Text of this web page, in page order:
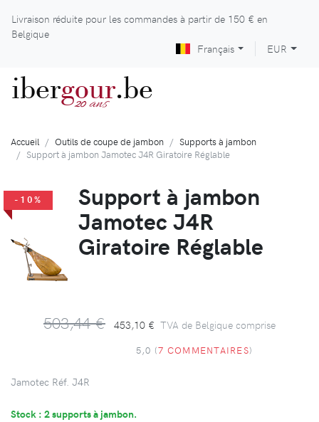
Livraison réduite pour les commandes à partir de 150 € en
Belgique
Français
EUR
ibergour
20 ans .be
Accueil Outils de coupe de jambon
Supports à jambon
Support à jambon Jamotec J4R Giratoire Réglable
-10% Support à jambon
Jamotec J4R
Giratoire Réglable
503,44 € 453,10 € TVA de Belgique comprise
5,0 (7 COMMENTAIRES)
Jamotec Réf. J4R
Stock : 2 supports à jambon.